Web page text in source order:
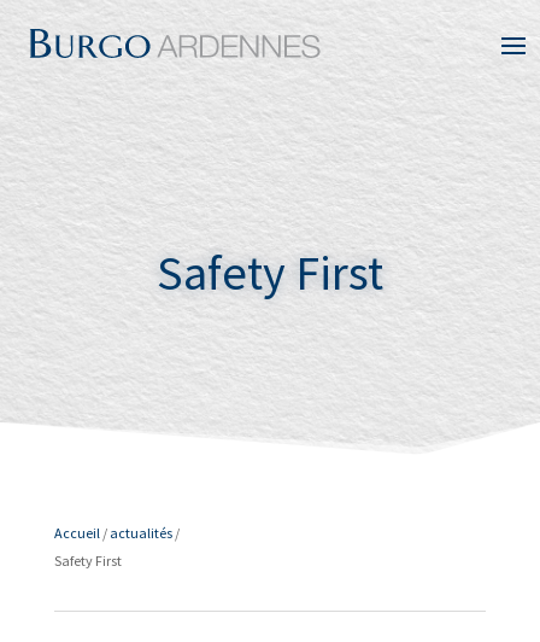
Safety First
Accueil/ actualités/
Safety First